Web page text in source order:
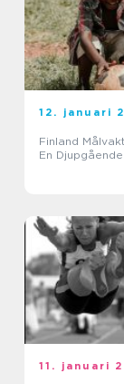
12. januari
Finland
En
11. januari